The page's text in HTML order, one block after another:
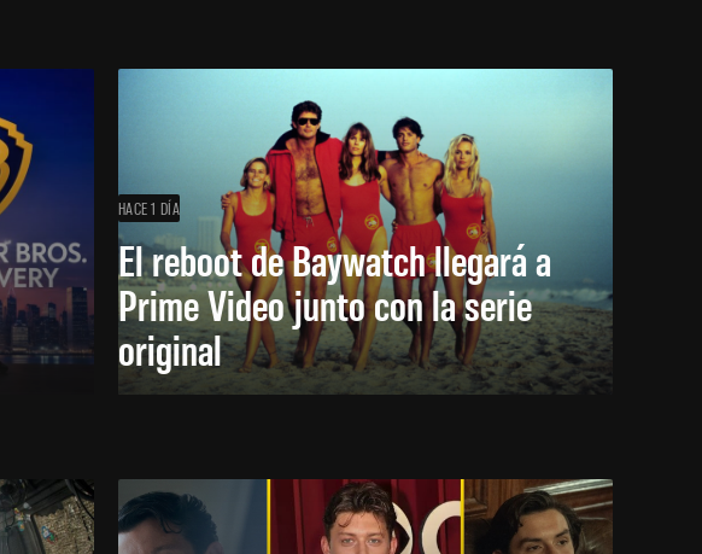
HACE 1 DÍA
El reboot de Baywatch llegará a
Prime Video junto con la serie
original